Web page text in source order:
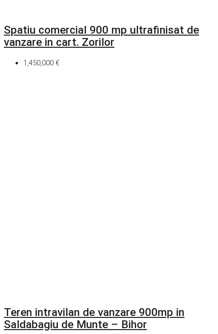
Spatiu comercial 900 mp ultrafinisat de
vanzare in cart. Zorilor
1,450,000 €
Teren intravilan de vanzare 900mp in
Saldabagiu de Munte – Bihor